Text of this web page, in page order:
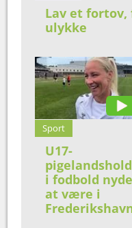
Lav et
ulykke
Sport
U17-
i fodbold
at være i